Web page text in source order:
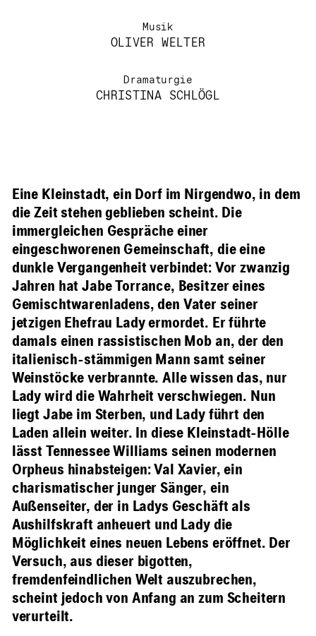
Musik
OLIVER WELTER
Dramaturgie
CHRISTINA SCHLÖGL
Eine Kleinstadt, ein Dorf im Nirgendwo, in dem
die Zeit stehen geblieben scheint. Die
immergleichen Gespräche einer
eingeschworenen Gemeinschaft, die eine
dunkle Vergangenheit verbindet: Vor zwanzig
Jahren hat Jabe Torrance, Besitzer eines
Gemischtwarenladens, den Vater seiner
jetzigen Ehefrau Lady ermordet. Er führte
damals einen rassistischen Mob an, der den
italienisch-stämmigen Mann samt seiner
Weinstöcke verbrannte. Alle wissen das, nur
Lady wird die Wahrheit verschwiegen. Nun
liegt Jabe im Sterben, und Lady führt den
Laden allein weiter. In diese Kleinstadt-Hölle
lässt Tennessee Williams seinen modernen
Orpheus hinabsteigen: Val Xavier, ein
charismatischer junger Sänger, ein
Außenseiter, der in Ladys Geschäft als
Aushilfskraft anheuert und Lady die
Möglichkeit eines neuen Lebens eröffnet. Der
Versuch, aus dieser bigotten,
fremdenfeindlichen Welt auszubrechen,
scheint jedoch von Anfang an zum Scheitern
verurteilt.